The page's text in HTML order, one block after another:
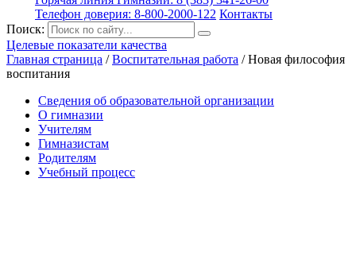
Телефон доверия: 8-800-2000-122 Контакты
Поиск:
Целевые показатели качества
Главная страница /Воспитательная работа /Новая философия
воспитания
Сведения об образовательной организации
О гимназии
Учителям
Гимназистам
Родителям
Учебный процесс